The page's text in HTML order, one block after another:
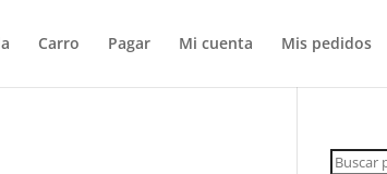
Carro Pagar Mi cuenta Mis pedidos
Buscar